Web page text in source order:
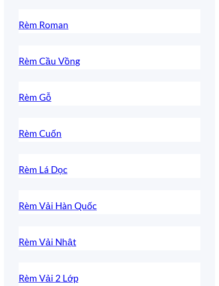
Rèm Roman
Rèm Cầu Vồng
Rèm Gỗ
Rèm Cuốn
Rèm Lá Dọc
Rèm Vải Hàn Quốc
Rèm Vải Nhật
Rèm Vải 2 Lớp